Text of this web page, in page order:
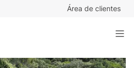
Área de clientes